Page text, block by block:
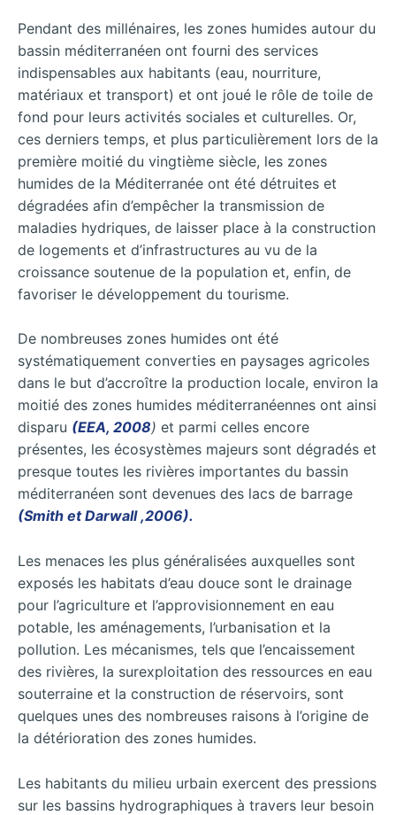
Pendant des millénaires, les zones humides autour du
bassin méditerranéen ont fourni des services
indispensables aux habitants (eau, nourriture,
matériaux et transport) et ont joué le rôle de toile de
fond pour leurs activités sociales et culturelles. Or,
ces derniers temps, et plus particulièrement lors de la
première moitié du vingtième siècle, les zones
humides de la Méditerranée ont été détruites et
dégradées afin d’empêcher la transmission de
maladies hydriques, de laisser place à la construction
de logements et d’infrastructures au vu de la
croissance soutenue de la population et, enfin, de
favoriser le développement du tourisme.
De nombreuses zones humides ont été
systématiquement converties en paysages agricoles
dans le but d’accroître la production locale, environ la
moitié des zones humides méditerranéennes ont ainsi
disparu (EEA, 2008) et parmi celles encore
présentes, les écosystèmes majeurs sont dégradés et
presque toutes les rivières importantes du bassin
méditerranéen sont devenues des lacs de barrage
(Smith et Darwall ,2006).
Les menaces les plus généralisées auxquelles sont
exposés les habitats d’eau douce sont le drainage
pour l’agriculture et l’approvisionnement en eau
potable, les aménagements, l’urbanisation et la
pollution. Les mécanismes, tels que l’encaissement
des rivières, la surexploitation des ressources en eau
souterraine et la construction de réservoirs, sont
quelques unes des nombreuses raisons à l’origine de
la détérioration des zones humides.
Les habitants du milieu urbain exercent des pressions
sur les bassins hydrographiques à travers leur besoin